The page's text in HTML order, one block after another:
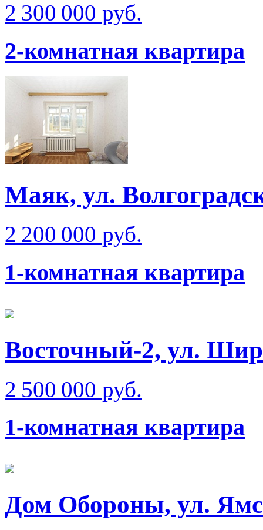
2 300 000 руб.
2-комнатная квартира
Маяк, ул.
2 200 000 руб.
1-комнатная квартира
Восточный-2, ул.
2 500 000 руб.
1-комнатная квартира
Дом Обороны, ул.